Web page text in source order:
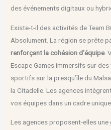
des événements digitaux ou
Existe-t-il des activités de Team
Absolument. La région se prête
renforçant la cohésion d’équipe.
Escape Games immersifs sur
sportifs sur la presqu’île du
la Citadelle. Les agences
vos équipes dans un cadre unique.
Les agences proposent-elles